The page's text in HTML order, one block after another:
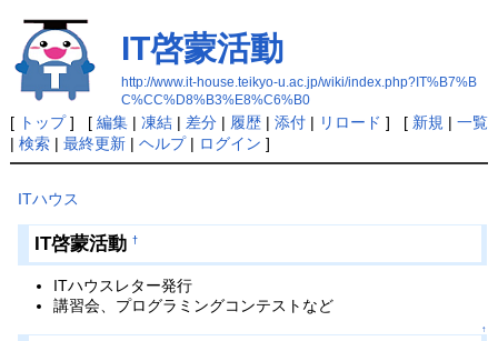
IT啓蒙活動
http://www.it-house.teikyo-u.ac.jp/wiki/index.php?IT%B7%B
C%CC%D8%B3%E8%C6%B0
[ トップ] [ 編集| 凍結| 差分| 履歴| 添付| リロード ] [ 新規 | 一覧
| 検索| 最終更新| ヘルプ| ログイン ]
ITハウス
IT啓蒙活動 †
ITハウスレター発行
講習会、プログラミングコンテストなど
↑